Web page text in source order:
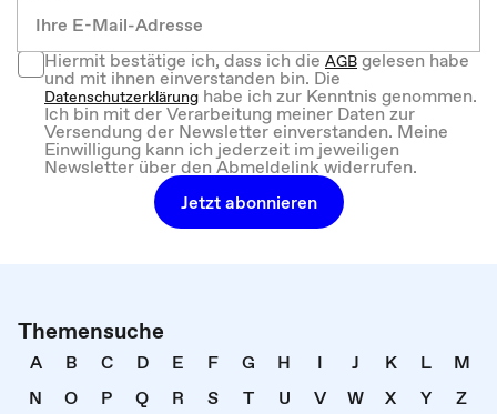
Hiermit bestätige ich, dass ich dieAGBgelesen habe
und mit ihnen einverstanden bin. Die
Datenschutzerklärung habe ich zur Kenntnis genommen.
Ich bin mit der Verarbeitung meiner Daten zur
Versendung der Newsletter einverstanden. Meine
Einwilligung kann ich jederzeit im jeweiligen
Newsletter über den Abmeldelink widerrufen.
Jetzt abonnieren
Themensuche
A B C D E F G H I J K L
M
N
O P Q R S T U V W X Y
Z